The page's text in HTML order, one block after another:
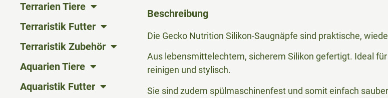
Terrarien Tiere
Terraristik Futter
Terraristik Zubehör
Aquarien Tiere
Aquaristik Futter
Beschreibung
Die Gecko Nutrition Silikon-Saugnäpfe sind praktische,
Aus lebensmittelechtem, sicherem Silikon gefertigt. Ideal
reinigen und stylisch.
Sie sind zudem spülmaschinenfest und somit einfach